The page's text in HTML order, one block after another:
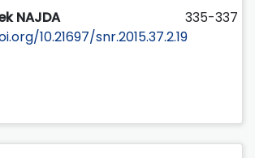
NAJDA
335-337
10.21697/snr.2015.37.2.19